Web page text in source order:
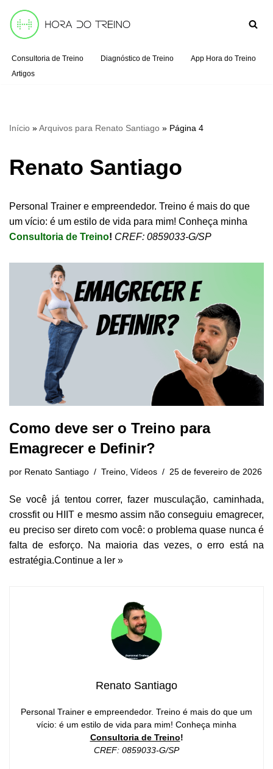
Pular
o
conteúdo
Consultoria de Treino Diagnóstico de Treino
App Hora do Treino
Artigos
Início »Arquivos para Renato Santiago » Página 4
Renato Santiago
Personal Trainer e empreendedor. Treino é mais do que
um vício: é um estilo de vida para mim! Conheça minha
Consultoria de Treino! CREF: 0859033-G/SP
Como deve ser o Treino para
Emagrecer e Definir?
por Renato Santiago Treino Vídeos 25 de fevereiro de 2026
Se você já tentou correr, fazer musculação, caminhada,
crossfit ou HIIT e mesmo assim não conseguiu emagrecer,
eu preciso ser direto com você: o problema quase nunca é
falta de esforço. Na maioria das vezes, o erro está na
estratégia.Continue a ler »
Renato Santiago
Personal Trainer e empreendedor. Treino é mais do que um
vício: é um estilo de vida para mim! Conheça minha
Consultoria de Treino!
CREF: 0859033-G/SP